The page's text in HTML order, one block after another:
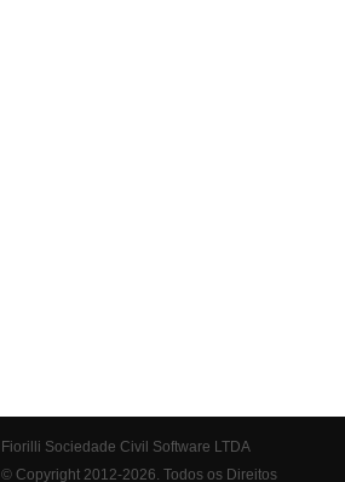
Fiorilli Sociedade Civil Software LTDA
© Copyright 2012-2026. Todos os Direitos